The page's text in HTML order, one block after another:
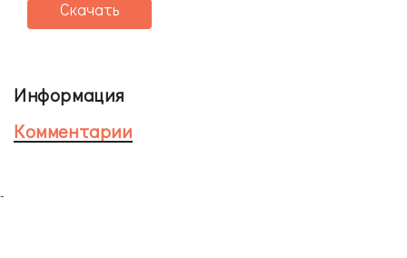
Скачать
Информация
Комментарии
-